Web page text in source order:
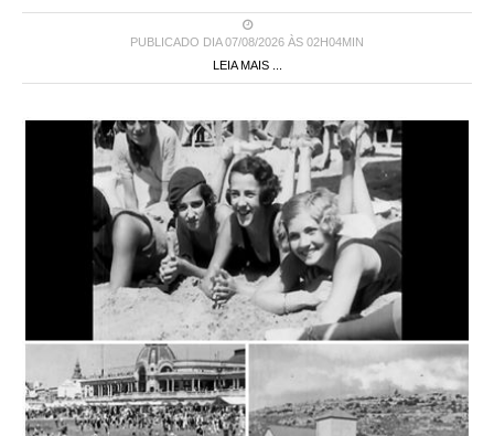
PUBLICADO DIA 07/08/2026 ÀS 02H04MIN
LEIA MAIS ...